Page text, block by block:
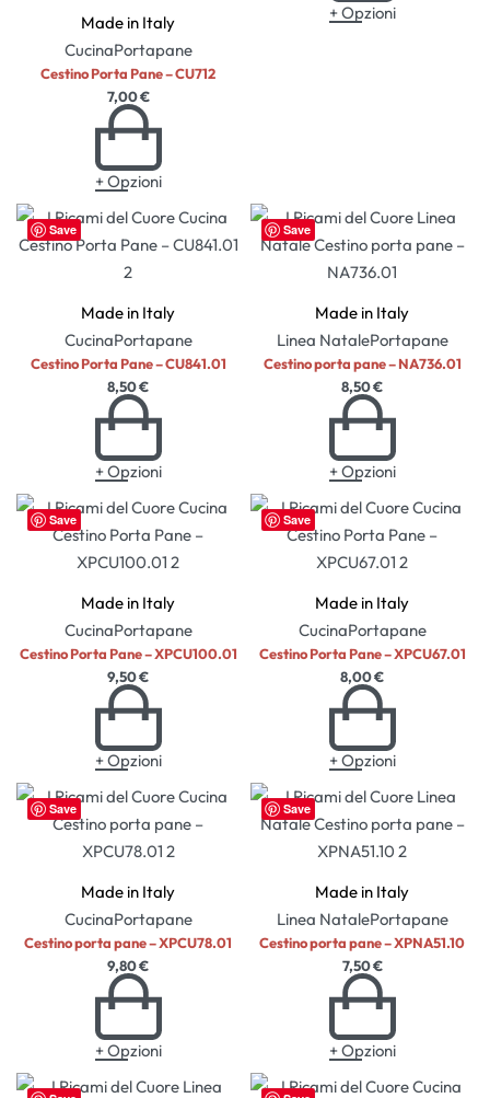
Made in Italy
CucinaPortapane
Cestino Porta Pane – CU712
7,00€
+ Opzioni
+ Opzioni
Save
Made in Italy
CucinaPortapane
Cestino Porta Pane – CU841.01
8,50€
+ Opzioni
Save
Made in Italy
Linea NatalePortapane
Cestino porta pane – NA736.01
8,50€
+ Opzioni
Save
Made in Italy
CucinaPortapane
Cestino Porta Pane – XPCU100.01
9,50€
+ Opzioni
Save
Made in Italy
CucinaPortapane
Cestino Porta Pane – XPCU67.01
8,00€
+ Opzioni
Save
Made in Italy
CucinaPortapane
Cestino porta pane – XPCU78.01
9,80€
+ Opzioni
Save
Made in Italy
Linea NatalePortapane
Cestino porta pane – XPNA51.10
7,50€
+ Opzioni